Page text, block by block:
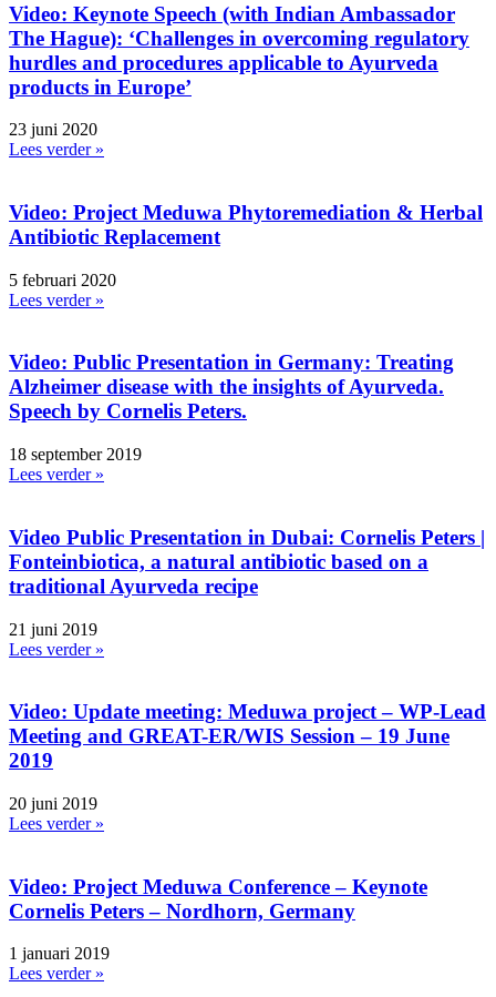
Video: Keynote Speech (with Indian Ambassador
The Hague): ‘Challenges in overcoming regulatory
hurdles and procedures applicable to Ayurveda
products in Europe’
23 juni 2020
Lees verder »
Video: Project Meduwa Phytoremediation & Herbal
Antibiotic Replacement
5 februari 2020
Lees verder »
Video: Public Presentation in Germany: Treating
Alzheimer disease with the insights of Ayurveda.
Speech by Cornelis Peters.
18 september 2019
Lees verder »
Video Public Presentation in Dubai: Cornelis Peters |
Fonteinbiotica, a natural antibiotic based on a
traditional Ayurveda recipe
21 juni 2019
Lees verder »
Video: Update meeting: Meduwa project – WP-Lead
Meeting and GREAT-ER/WIS Session – 19 June
2019
20 juni 2019
Lees verder »
Video: Project Meduwa Conference – Keynote
Cornelis Peters – Nordhorn, Germany
1 januari 2019
Lees verder »